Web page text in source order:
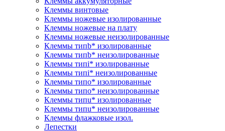
Клеммы винтовые
Клеммы ножевые изолированные
Клеммы ножевые на плату
Клеммы ножевые неизолированные
Клеммы типb* изолированные
Клеммы типb* неизолированные
Клеммы типi* изолированные
Клеммы типi* неизолированные
Клеммы типo* изолированные
Клеммы типo* неизолированные
Клеммы типu* изолированные
Клеммы типu* неизолированные
Клеммы флажковые изол.
Лепестки